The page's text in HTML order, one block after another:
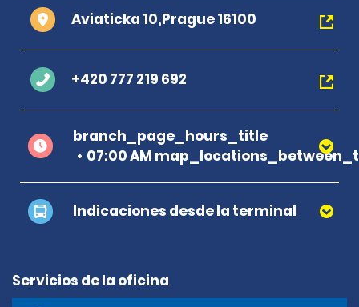
Aviaticka 10,Prague 16100
+420 777 219 692
branch_page_hours_title
07:00 AM
Indicaciones desde la terminal
Servicios de la oficina